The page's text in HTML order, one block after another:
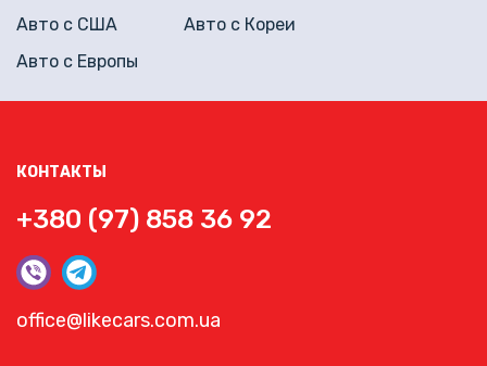
КОНТАКТЫ
+380 (97) 858 36 92
office@likecars.com.ua
Авто с США
Авто с Кореи
Авто с Европы